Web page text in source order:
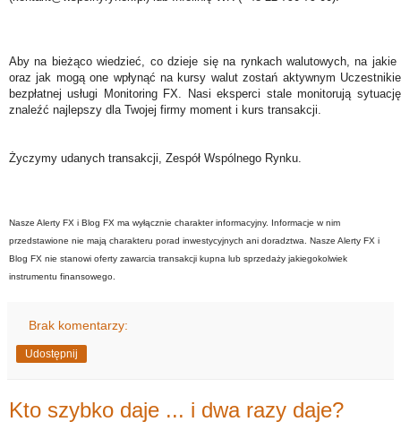
Aby na bieżąco wiedzieć, co dzieje się na rynkach walutowych, na
oraz jak mogą one wpłynąć na kursy walut zostań aktywnym
bezpłatnej usługi Monitoring FX. Nasi eksperci stale monitorują
znaleźć najlepszy dla Twojej firmy moment i kurs transakcji.
Życzymy udanych transakcji, Zespół Wspólnego Rynku.
Nasze Alerty FX i Blog FX ma wyłącznie charakter informacyjny. Informacje w nim
przedstawione nie mają charakteru porad inwestycyjnych ani doradztwa. Nasze Alerty FX i
Blog FX nie stanowi oferty zawarcia transakcji kupna lub sprzedaży jakiegokolwiek
instrumentu finansowego.
Brak komentarzy:
Udostępnij
Kto szybko daje ... i dwa razy daje?